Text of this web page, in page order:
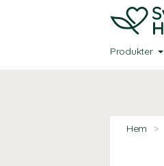
Produkter
Hem >